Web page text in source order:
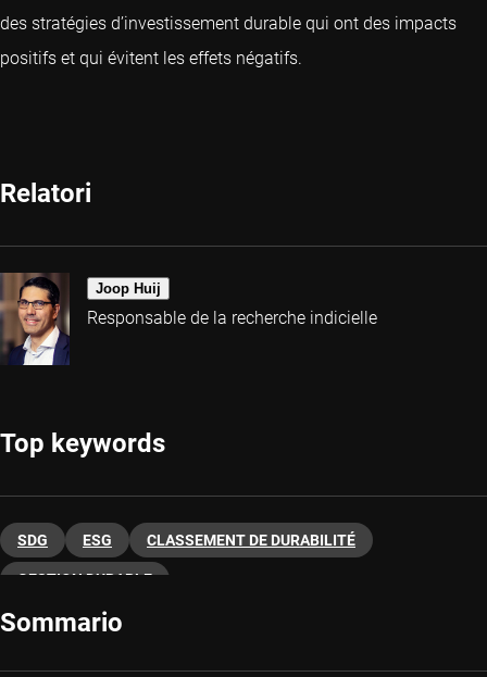
des stratégies d’investissement durable qui ont des impacts
positifs et qui évitent les effets négatifs.
Relatori
Joop Huij
Responsable de la recherche indicielle
Top keywords
SDG ESG CLASSEMENT DE DURABILITÉ
GESTION DURABLE
Sommario